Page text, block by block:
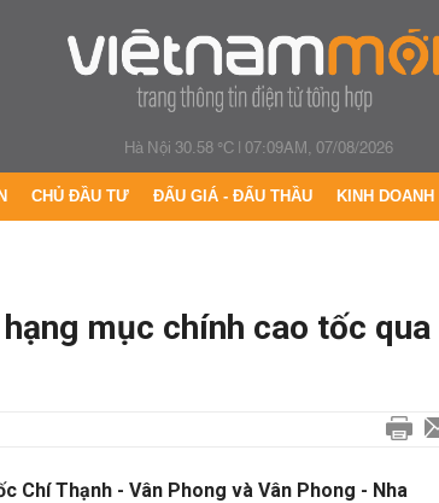
Hà Nội 30.58 °C|07:09AM, 07/08/2026
CHỦ ĐẦU TƯ ĐẤU GIÁ - ĐẤU THẦU KINH DOANH
mục chính cao tốc qua
Chí Thạnh - Vân Phong và Vân Phong - Nha